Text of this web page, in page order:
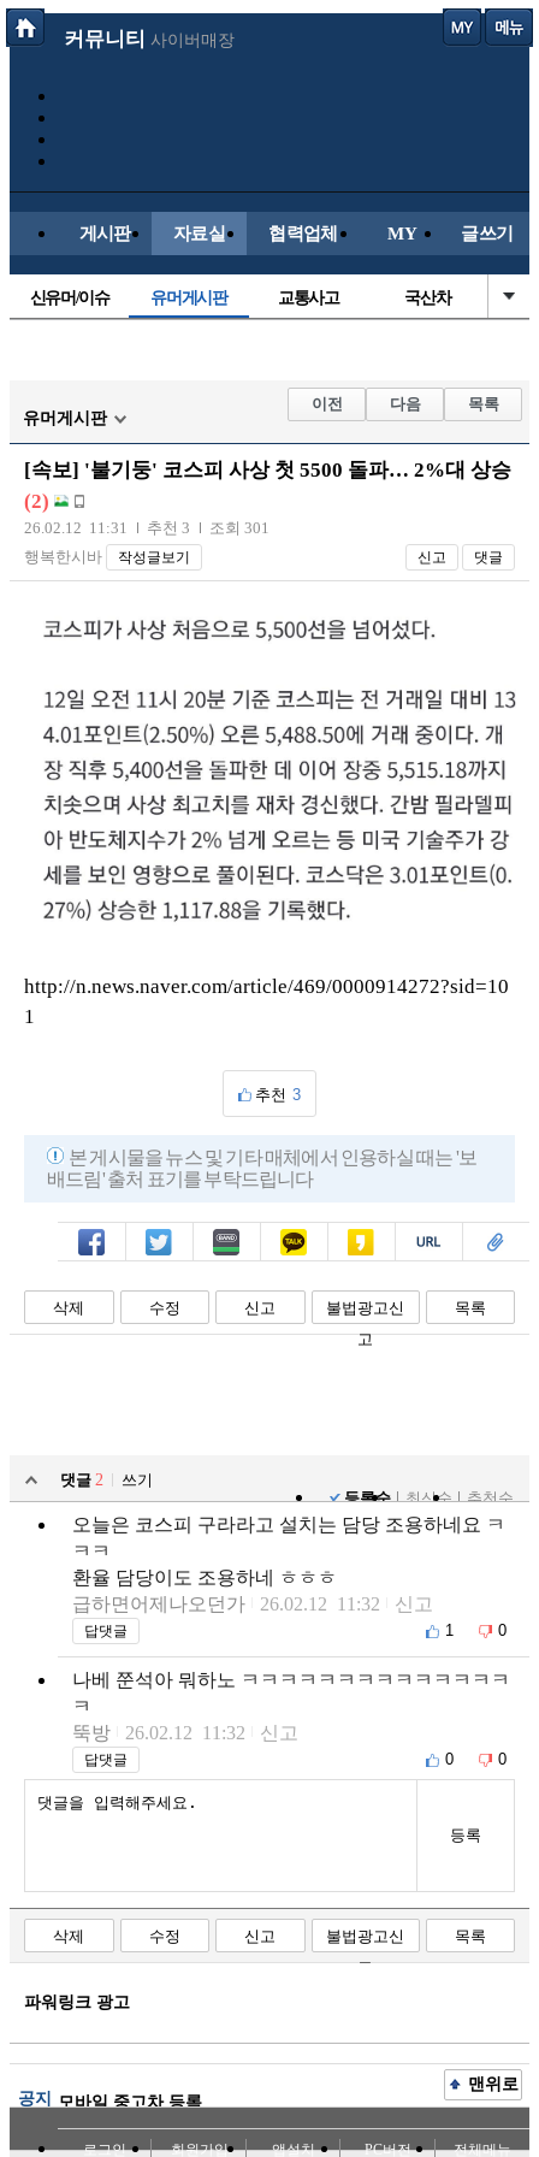
커뮤니티 사이버매장
게시판 자료실 협력업체 MY 글쓰기
신유머/이슈 유머게시판 교통사고 국산차
자유사진 군사/무기
트럭/버스
장착시공사진
유머게시판
이전 다음 목록
[속보] '불기둥' 코스피 사상 첫 5500 돌파… 2%대 상승
(2)
26.02.12 11:31 추천 3
조회 301
행복한시바
작성글보기 신고 댓글
http://n.news.naver.com/article/469/0000914272?sid=10
1
추천 3
본 게시물을 뉴스 및 기타 매체에서 인용하실 때는 '보
배드림' 출처 표기를 부탁드립니다
페북 트윗 밴드 카톡 카스 복사 스크랩
삭제 수정 신고
불법광고신
고
목록
댓글 2
쓰기
등록순
최신순 추천순
오늘은 코스피 구라라고 설치는 담당 조용하네요 ㅋ
ㅋㅋ
환율 담당이도 조용하네 ㅎㅎㅎ
급하면어제나오던가
26.02.12 11:32 신고
답댓글 1 0
나베 쭌석아 뭐하노 ㅋㅋㅋㅋㅋㅋㅋㅋㅋㅋㅋㅋㅋㅋ
ㅋ
뚝방
26.02.12 11:32 신고
답댓글 0 0
등록
삭제 수정 신고
불법광고신
고
목록
파워링크 광고
공지 모바일 중고차 등록
맨위로
로그인 회원가입 앱설치 PC버전 전체메뉴